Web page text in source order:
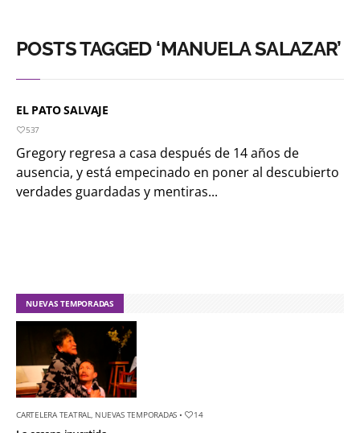
POSTS TAGGED ‘MANUELA SALAZAR’
EL PATO SALVAJE
537
Gregory regresa a casa después de 14 años de
ausencia, y está empecinado en poner al descubierto
verdades guardadas y mentiras...
NUEVAS TEMPORADAS
CARTELERA TEATRAL NUEVAS TEMPORADAS • 14